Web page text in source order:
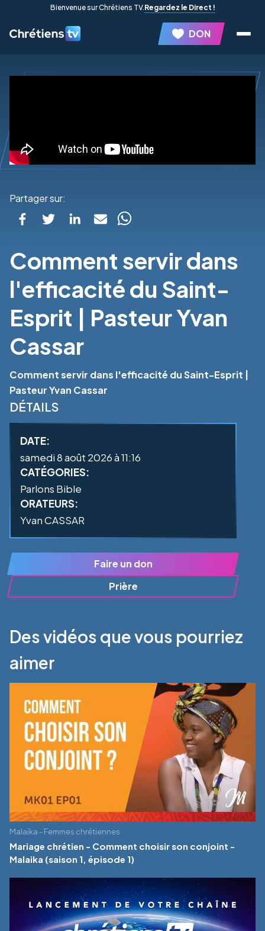
Bienvenue sur Chrétiens TV.Regardez le Direct !
DON
Partager sur:
Comment servir dans
l'efficacité du Saint-
Esprit | Pasteur Yvan
Cassar
Comment servir dans l'efficacité du Saint-Esprit |
Pasteur Yvan Cassar
DÉTAILS
DATE:
samedi 8 août 2026 à 11:16
CATÉGORIES:
Parlons Bible
ORATEURS:
Yvan CASSAR
Faire un don
Prière
Des vidéos que vous pourriez
aimer
Malaïka - Femmes chrétiennes
Mariage chrétien - Comment choisir son conjoint -
Malaika (saison 1, épisode 1)